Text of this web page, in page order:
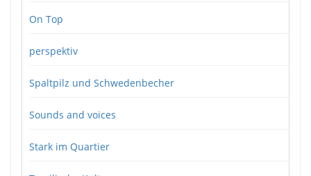
On Top
perspektiv
Spaltpilz und Schwedenbecher
Sounds and voices
Stark im Quartier